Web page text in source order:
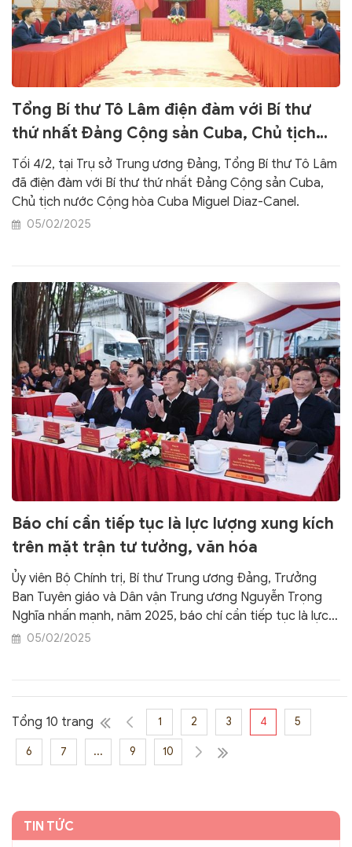
Tổng Bí thư Tô Lâm điện đàm với Bí thư
thứ nhất Đảng Cộng sản Cuba, Chủ tịch
nước Cộng hòa Cuba
Tối 4/2, tại Trụ sở Trung ương Đảng, Tổng Bí thư Tô Lâm
đã điện đàm với Bí thư thứ nhất Đảng Cộng sản Cuba,
Chủ tịch nước Cộng hòa Cuba Miguel Diaz-Canel.
05/02/2025
Báo chí cần tiếp tục là lực lượng xung kích
trên mặt trận tư tưởng, văn hóa
Ủy viên Bộ Chính trị, Bí thư Trung ương Đảng, Trưởng
Ban Tuyên giáo và Dân vận Trung ương Nguyễn Trọng
Nghĩa nhấn mạnh, năm 2025, báo chí cần tiếp tục là lực
lượng xung kích trên mặt trận tư tưởng, văn hóa, đóng
05/02/2025
Tổng 10 trang 1 2 3 4 5
6 7 ... 9 10
TIN TỨC